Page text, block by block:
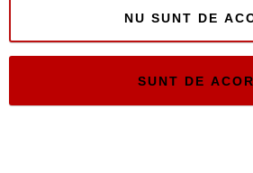
Timiș Online
ISSN-L 3008-2323
NU SUNT DE
SUNT DE